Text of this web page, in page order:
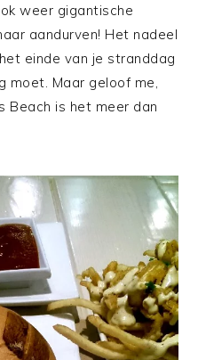
weer gigantische
aandurven! Het nadeel
einde van je stranddag
moet. Maar geloof me,
Beach is het meer dan